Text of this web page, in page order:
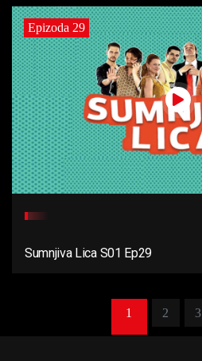
Epizoda 29
Sumnjiva Lica S01 Ep29
1 2 3